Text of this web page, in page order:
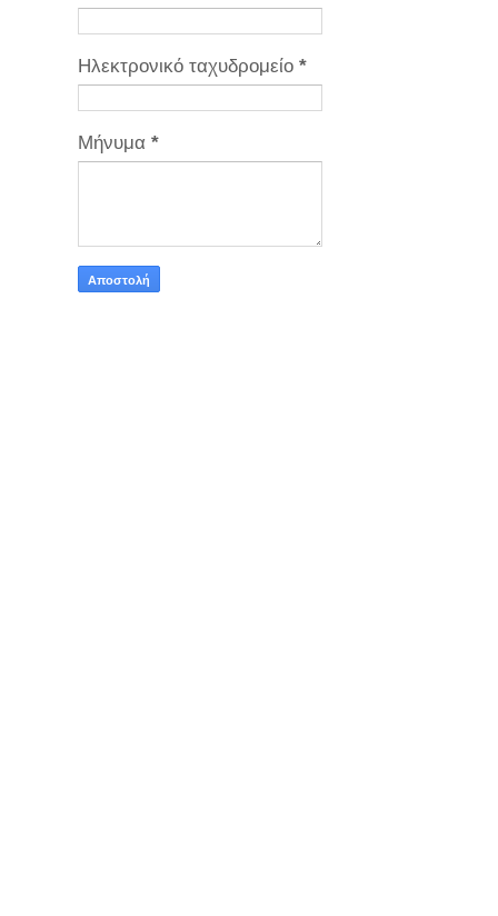
Ηλεκτρονικό ταχυδρομείο *
Μήνυμα *